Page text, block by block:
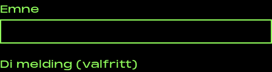
Emne
Di melding (valfritt)